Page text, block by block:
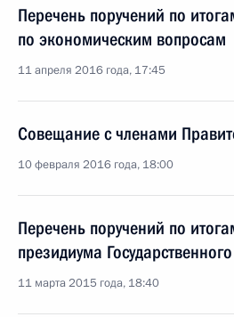
Перечень поручений по
по экономическим вопросам
11 апреля 2016 года, 17:45
Совещание с членами
10 февраля 2016 года, 18:00
Перечень поручений по
президиума
11 марта 2015 года, 18:40